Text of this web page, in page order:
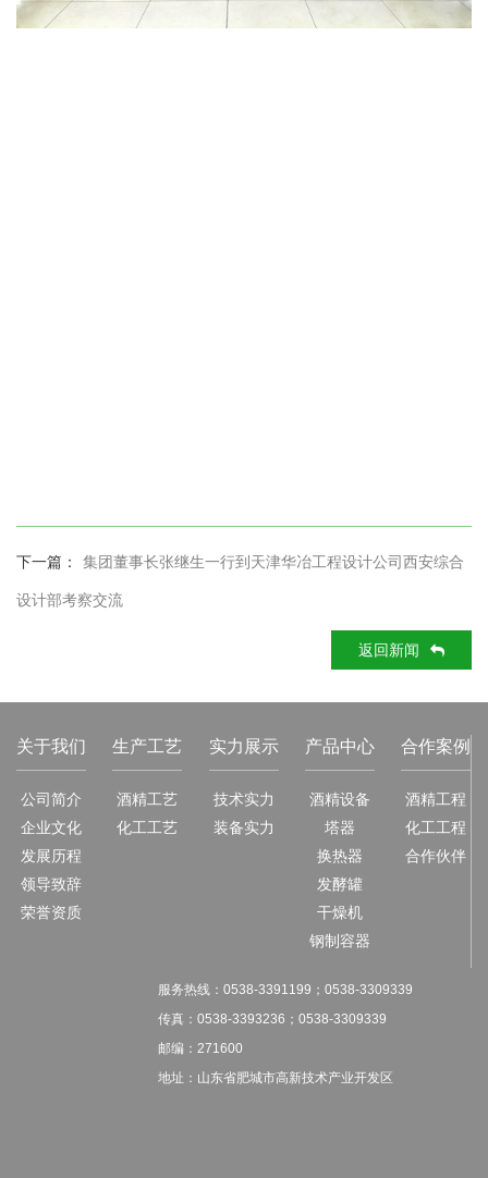
下一篇： 集团董事长张继生一行到天津华冶工程设计公司西安综合
设计部考察交流
返回新闻
关于我们
公司简介
企业文化
发展历程
领导致辞
荣誉资质
生产工艺
酒精工艺
化工工艺
实力展示
技术实力
装备实力
产品中心
酒精设备
塔器
换热器
发酵罐
干燥机
钢制容器
合作案例
酒精工程
化工工程
合作伙伴
服务热线： 0538-3391199； 0538-3309339
传真： 0538-3393236； 0538-3309339
邮编：271600
地址：山东省肥城市高新技术产业开发区